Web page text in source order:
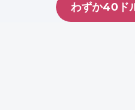
わずか40ド